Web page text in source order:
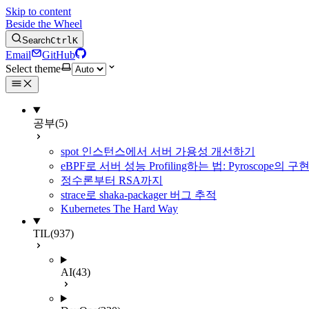
Skip to content
Beside the Wheel
SearchCtrlK
Email
GitHub
Select theme
공부(5)
spot 인스턴스에서 서버 가용성 개선하기
eBPF로 서버 성능 Profiling하는 법: Pyroscope의 구
정수론부터 RSA까지
strace로 shaka-packager 버그 추적
Kubernetes The Hard Way
TIL(937)
AI(43)